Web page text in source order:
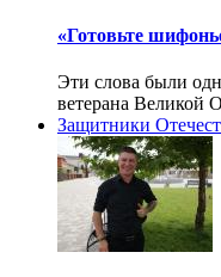
«Готовьте
Эти слова были
ветерана Великой
Защитники